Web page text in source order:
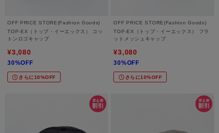
OFF PRICE STORE(Fashion Goods)
TOP-EX（トップ・イーエックス） コッ
トンロゴキャップ
¥3,080
30%OFF
さらに10%OFF
OFF PRICE STORE(Fashion Goods)
TOP-EX（トップ・イーエックス） フラ
ットメッシュキャップ
¥3,080
30%OFF
さらに10%OFF